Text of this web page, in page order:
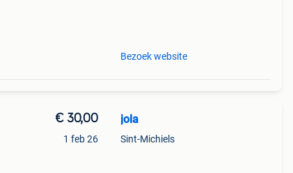
Bezoek website
€ 30,00
1 feb 26
jola
Sint-Michiels